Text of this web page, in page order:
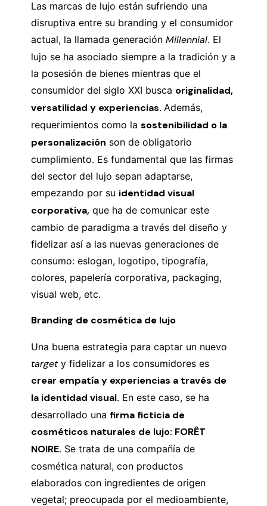
Las marcas de lujo están sufriendo una
disruptiva entre su branding y el consumidor
actual, la llamada generación Millennial. El
lujo se ha asociado siempre a la tradición y a
la posesión de bienes mientras que el
consumidor del siglo XXI busca originalidad,
versatilidad y experiencias. Además,
requerimientos como la sostenibilidad o la
personalización son de obligatorio
cumplimiento. Es fundamental que las firmas
del sector del lujo sepan adaptarse,
empezando por su identidad visual
corporativa, que ha de comunicar este
cambio de paradigma a través del diseño y
fidelizar así a las nuevas generaciones de
consumo: eslogan, logotipo, tipografía,
colores, papelería corporativa, packaging,
visual web, etc.
Branding de cosmética de lujo
Una buena estrategia para captar un nuevo
targety fidelizar a los consumidores es
crear empatía y experiencias a través de
la identidad visual. En este caso, se ha
desarrollado una firma ficticia de
cosméticos naturales de lujo: FORÊT
NOIRE. Se trata de una compañía de
cosmética natural, con productos
elaborados con ingredientes de origen
vegetal; preocupada por el medioambiente,